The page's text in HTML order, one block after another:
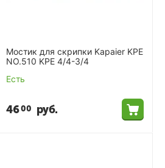
Мостик для скрипки Kapaier KPE
NO.510 KPE 4/4-3/4
Есть
4600 руб.